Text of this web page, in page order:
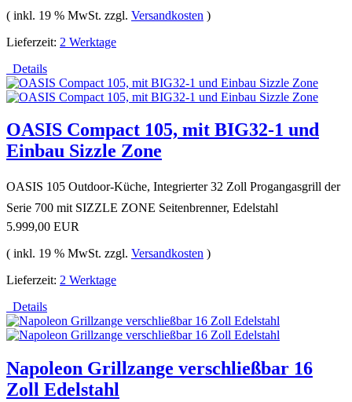
( inkl. 19 % MwSt. zzgl. Versandkosten )
Lieferzeit: 2 Werktage
Details
OASIS Compact 105, mit BIG32-1 und
Einbau Sizzle Zone
OASIS 105 Outdoor-Küche, Integrierter 32 Zoll Progangasgrill der
Serie 700 mit SIZZLE ZONE Seitenbrenner, Edelstahl
5.999,00 EUR
( inkl. 19 % MwSt. zzgl. Versandkosten )
Lieferzeit: 2 Werktage
Details
Napoleon Grillzange verschließbar 16
Zoll Edelstahl